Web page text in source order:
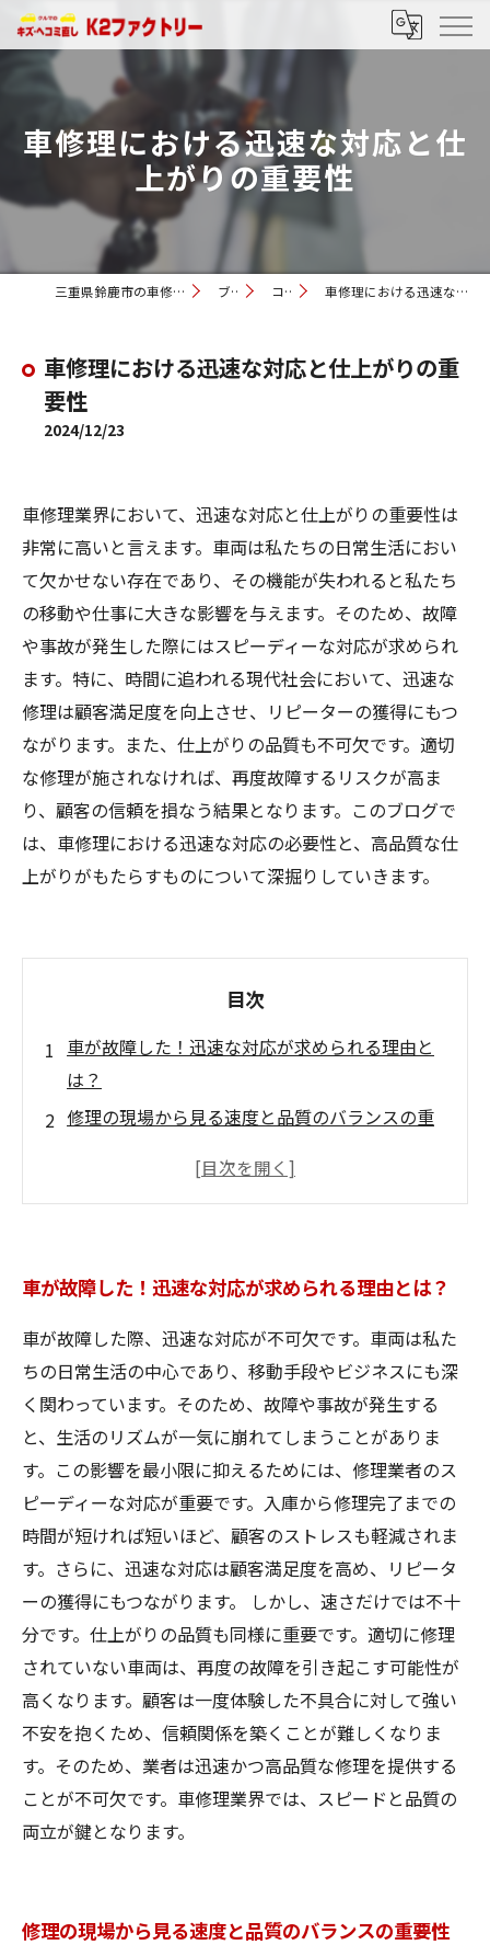
車修理における迅速な対応と仕
上がりの重要性
三重県鈴鹿市の車修理ならK2ファクトリー ブログ コラム 車修理における迅速な対応と仕上がりの重要性
車修理における迅速な対応と仕上がりの重
要性
2024/12/23
車修理業界において、迅速な対応と仕上がりの重要性は
非常に高いと言えます。車両は私たちの日常生活におい
て欠かせない存在であり、その機能が失われると私たち
の移動や仕事に大きな影響を与えます。そのため、故障
や事故が発生した際にはスピーディーな対応が求められ
ます。特に、時間に追われる現代社会において、迅速な
修理は顧客満足度を向上させ、リピーターの獲得にもつ
ながります。また、仕上がりの品質も不可欠です。適切
な修理が施されなければ、再度故障するリスクが高ま
り、顧客の信頼を損なう結果となります。このブログで
は、車修理における迅速な対応の必要性と、高品質な仕
上がりがもたらすものについて深掘りしていきます。
目次
車が故障した！迅速な対応が求められる理由と
は？
修理の現場から見る速度と品質のバランスの重
お客様の信頼を築く！高品質な仕上がりがもた
状態を見極める！車修理に必要なスピードと丁
寧さ
急なトラブルに備える！迅速対応のための準備
とは？
未来の車修理業界に向けて：スピードと品質の
融合
車が故障した！迅速な対応が求められる理由とは？
車が故障した際、迅速な対応が不可欠です。車両は私た
ちの日常生活の中心であり、移動手段やビジネスにも深
く関わっています。そのため、故障や事故が発生する
と、生活のリズムが一気に崩れてしまうことがありま
す。この影響を最小限に抑えるためには、修理業者のス
ピーディーな対応が重要です。入庫から修理完了までの
時間が短ければ短いほど、顧客のストレスも軽減されま
す。さらに、迅速な対応は顧客満足度を高め、リピータ
ーの獲得にもつながります。 しかし、速さだけでは不十
分です。仕上がりの品質も同様に重要です。適切に修理
されていない車両は、再度の故障を引き起こす可能性が
高くなります。顧客は一度体験した不具合に対して強い
不安を抱くため、信頼関係を築くことが難しくなりま
す。そのため、業者は迅速かつ高品質な修理を提供する
ことが不可欠です。車修理業界では、スピードと品質の
両立が鍵となります。
修理の現場から見る速度と品質のバランスの重要性